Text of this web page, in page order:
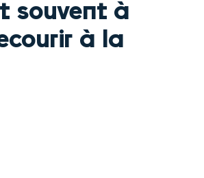
souvent à
à la